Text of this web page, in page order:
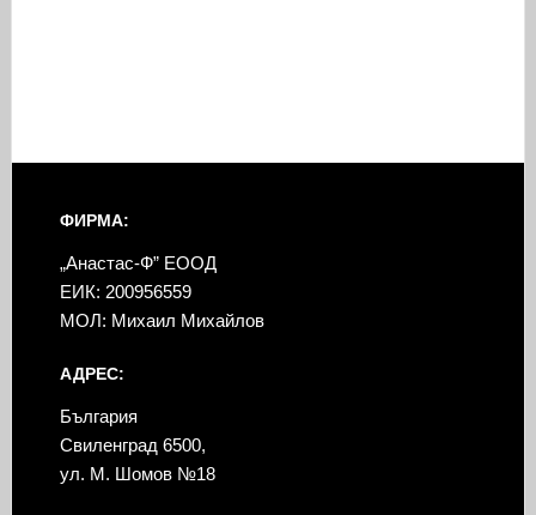
ФИРМА:
„Анастас-Ф” ЕООД
ЕИК: 200956559
МОЛ: Михаил Михайлов
АДРЕС:
България
Свиленград 6500,
ул. М. Шомов №18